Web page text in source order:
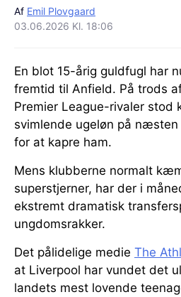
Af Emil Plovgaard
03.06.2026 Kl. 18:06
En blot 15-årig guldfugl har
fremtid til Anfield. På trods
Premier League-rivaler stod
svimlende ugeløn på
for at kapre ham.
Mens klubberne normalt
superstjerner, har der i
ekstremt dramatisk
ungdomsrakker.
Det pålidelige medie The
at Liverpool har vundet det
landets mest lovende